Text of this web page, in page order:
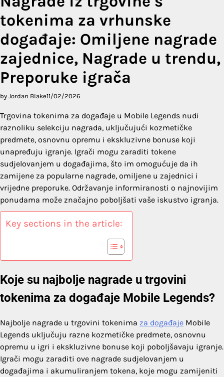
tokenima za vrhunske
događaje: Omiljene nagrade
zajednice, Nagrade u trendu,
Preporuke igrača
by Jordan Blake11/02/2026
Trgovina tokenima za događaje u Mobile Legends nudi
raznoliku selekciju nagrada, uključujući kozmetičke
predmete, osnovnu opremu i ekskluzivne bonuse koji
unapređuju igranje. Igrači mogu zaraditi tokene
sudjelovanjem u događajima, što im omogućuje da ih
zamijene za popularne nagrade, omiljene u zajednici i
vrijedne preporuke. Održavanje informiranosti o najnovijim
ponudama može značajno poboljšati vaše iskustvo igranja.
Key sections in the article:
Koje su najbolje nagrade u trgovini
tokenima za događaje Mobile Legends?
Najbolje nagrade u trgovini tokenima za događaje Mobile
Legends uključuju razne kozmetičke predmete, osnovnu
opremu u igri i ekskluzivne bonuse koji poboljšavaju igranje.
Igrači mogu zaraditi ove nagrade sudjelovanjem u
događajima i akumuliranjem tokena, koje mogu zamijeniti